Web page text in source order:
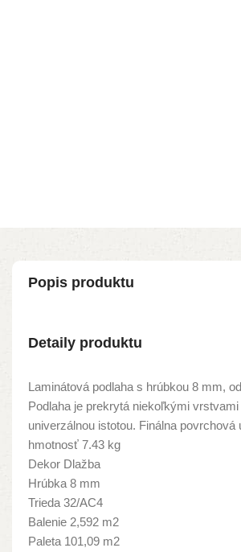
Popis produktu
Detaily produktu
Laminátová podlaha s hrúbkou 8 mm,
Podlaha je prekrytá niekoľkými
univerzálnou istotou. Finálna
hmotnosť 7.43 kg
Dekor Dlažba
Hrúbka 8 mm
Trieda 32/AC4
Balenie 2,592 m2
Paleta 101,09 m2